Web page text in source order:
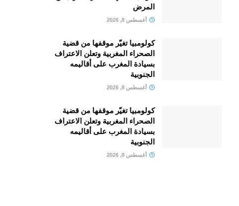
المرض
أغسطس 8, 2026
كولومبيا تغيّر موقفها من قضية
الصحراء المغربية وتعلن الاعتراف
بسيادة المغرب على أقاليمه
الجنوبية
أغسطس 8, 2026
كولومبيا تغيّر موقفها من قضية
الصحراء المغربية وتعلن الاعتراف
بسيادة المغرب على أقاليمه
الجنوبية
أغسطس 8, 2026